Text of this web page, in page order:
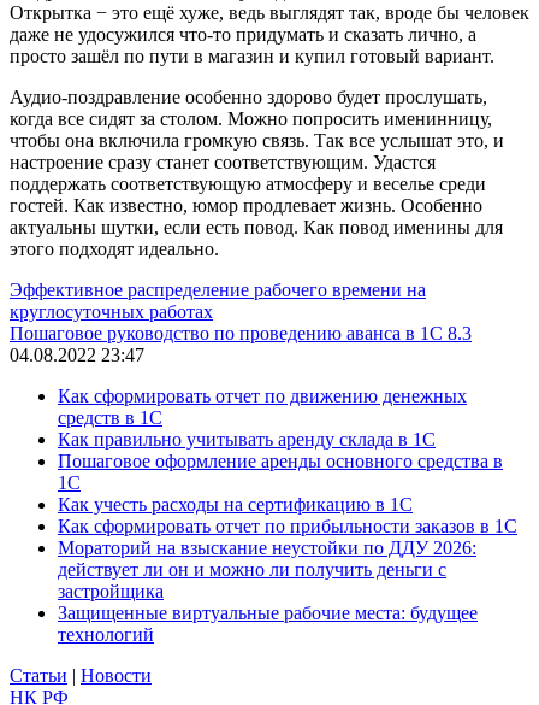
Открытка − это ещё хуже, ведь выглядят так, вроде бы человек
даже не удосужился что-то придумать и сказать лично, а
просто зашёл по пути в магазин и купил готовый вариант.
Аудио-поздравление особенно здорово будет прослушать,
когда все сидят за столом. Можно попросить именинницу,
чтобы она включила громкую связь. Так все услышат это, и
настроение сразу станет соответствующим. Удастся
поддержать соответствующую атмосферу и веселье среди
гостей. Как известно, юмор продлевает жизнь. Особенно
актуальны шутки, если есть повод. Как повод именины для
этого подходят идеально.
Эффективное распределение рабочего времени на
круглосуточных работах
Пошаговое руководство по проведению аванса в 1С 8.3
04.08.2022 23:47
Как сформировать отчет по движению денежных
средств в 1С
Как правильно учитывать аренду склада в 1С
Пошаговое оформление аренды основного средства в
1С
Как учесть расходы на сертификацию в 1С
Как сформировать отчет по прибыльности заказов в 1С
Мораторий на взыскание неустойки по ДДУ 2026:
действует ли он и можно ли получить деньги с
застройщика
Защищенные виртуальные рабочие места: будущее
технологий
Статьи | Новости
НК РФ